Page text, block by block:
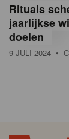
Rituals
jaarlijkse
doelen
9 JULI 2024 •